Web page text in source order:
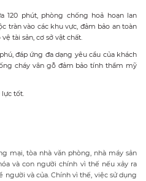
120 phút, phòng chống hoả hoạn lan
tràn vào các khu vực, đảm bảo an toàn
tài sản, cơ sở vật chất.
đáp ứng đa dạng yêu cầu của khách
cháy vân gỗ đảm bảo tính thẩm mỹ
lực tốt.
mại, tòa nhà văn phòng, nhà máy sản
và con người chính vì thế nếu xảy ra
người và của. Chính vì thế, việc sử dụng